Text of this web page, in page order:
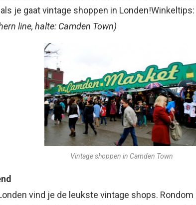
je gaat vintage shoppen in Londen!Winkeltips:
line, halte: Camden Town)
Vintage shoppen in Camden Town
vind je de leukste vintage shops.